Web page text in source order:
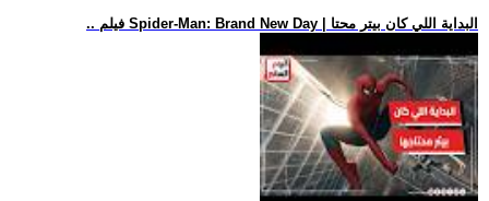
.. فيلم Spider-Man: Brand New Day | البداية اللي كان بيتر محتا